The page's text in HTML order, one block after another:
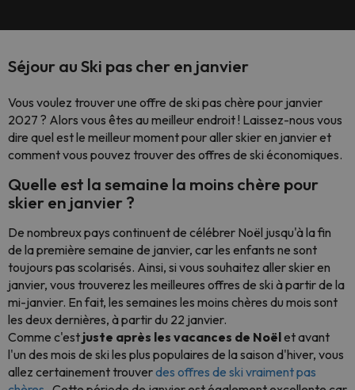
Séjour au Ski pas cher en janvier
Vous voulez trouver une offre de ski pas chère pour janvier
2027 ? Alors vous êtes au meilleur endroit ! Laissez-nous vous
dire quel est le meilleur moment pour aller skier en janvier et
comment vous pouvez trouver des offres de ski économiques.
Quelle est la semaine la moins chère pour
skier en janvier ?
De nombreux pays continuent de célébrer Noël jusqu'à la fin
de la première semaine de janvier, car les enfants ne sont
toujours pas scolarisés. Ainsi, si vous souhaitez aller skier en
janvier, vous trouverez les meilleures offres de ski à partir de la
mi-janvier. En fait, les semaines les moins chères du mois sont
les deux dernières, à partir du 22 janvier.
Comme c'est juste après les vacances de Noëlet avant
l'un des mois de ski les plus populaires de la saison d'hiver, vous
allez certainement trouverdes offres de ski vraiment pas